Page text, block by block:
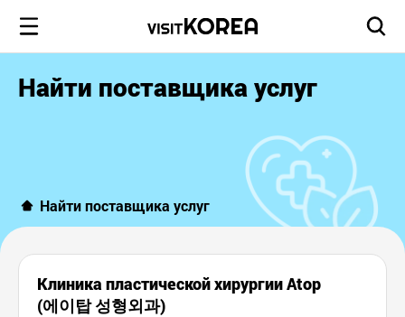
Найти поставщика услуг
Найти поставщика услуг
Клиника пластической хирургии Atop
(에이탑 성형외과)